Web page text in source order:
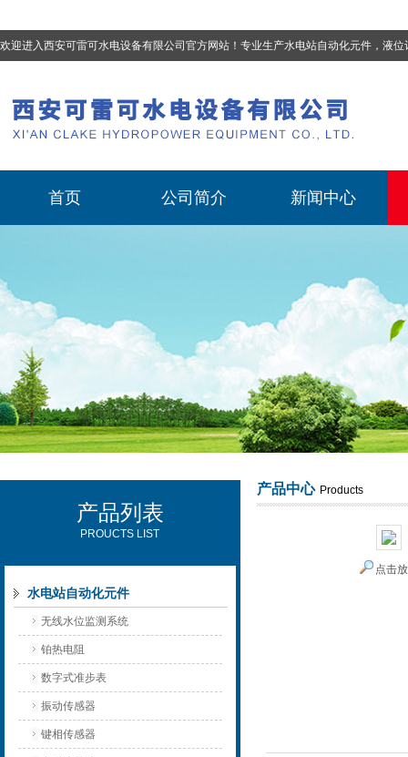
欢迎进入西安可雷可水电设备有限公司官方网站！专业生产水电站自动化元件，液位计、流量计、压力变送器、油混水控制器、温度传感器、电磁阀球阀蝶阀、测速装置、位移
西安可雷可水电设备有限公司
首页 公司简介 新闻中心
产品列表
PROUCTS LIST
水电站自动化元件
无线水位监测系统
铂热电阻
数字式准步表
振动传感器
键相传感器
产品中心 Products
点击